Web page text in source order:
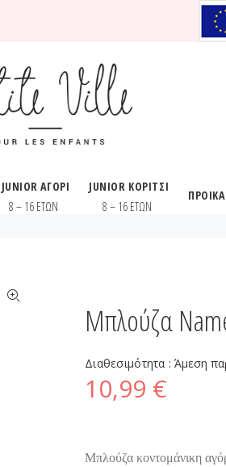
JUNIOR ΑΓΟΡΙ
8 – 16 ΕΤΩΝ
JUNIOR ΚΟΡΙΤΣΙ
8 – 16 ΕΤΩΝ
Μπλούζα
Διαθεσιμότητα :Άμεση
10,99 €
Μπλούζα κοντομάνικη